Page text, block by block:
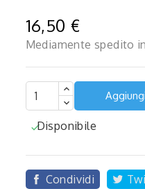
16,50 €
Mediamente spedito
Disponibile
Condividi